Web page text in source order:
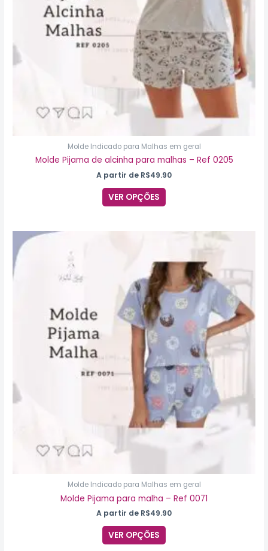
Molde Indicado para Malhas em geral
Molde Pijama de alcinha para malhas – Ref 0205
A partir de R$49.90
VER OPÇÕES
página
do
produto
Molde Indicado para Malhas em geral
Molde Pijama para malha – Ref 0071
A partir de R$49.90
VER OPÇÕES
produto
tem
várias
variantes.
As
opções
podem
ser
escolhidas
página
produto